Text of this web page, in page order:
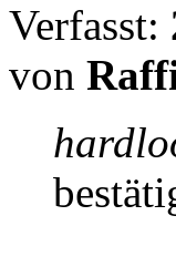
Verfasst:
von